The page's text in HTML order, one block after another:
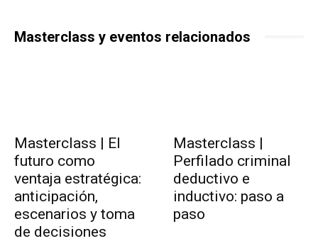
Masterclass y eventos relacionados
Masterclass | El
futuro como
ventaja estratégica:
anticipación,
escenarios y toma
de decisiones
Masterclass |
Perfilado criminal
deductivo e
inductivo: paso a
paso